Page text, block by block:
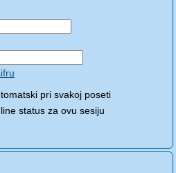
pri svakoj poseti
status za ovu sesiju